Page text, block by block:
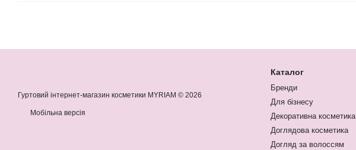
Гуртовий інтернет-магазин косметики MYRIAM © 2026
Мобільна версія
Каталог
Бренди
Для бізнесу
Декоративна косметика
Доглядова косметика
Догляд за волоссям